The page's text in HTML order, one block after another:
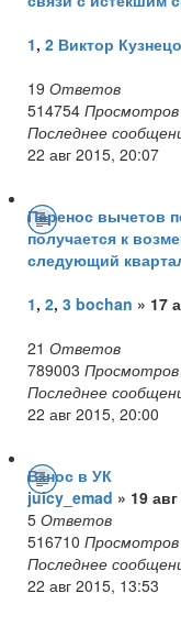
1, 2 Виктор
19 Ответов
514754 Просмотров
Последнее
22 авг 2015, 20:07
Перенос вычетов
получается к
следующий
1, 2, 3 bochan » 17
21 Ответов
789003 Просмотров
Последнее
22 авг 2015, 20:00
Взнос в УК
juicy_emad » 19
5 Ответов
516710 Просмотров
Последнее
22 авг 2015, 13:53